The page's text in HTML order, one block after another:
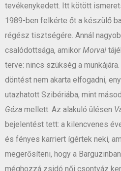
tevékenykedett. Itt kötött
1989-ben felkérte őt a készülő
régész tisztségére. Annál
csalódottsága, amikor Morvai
terve: nincs szükség a munkájára.
döntést nem akarta elfogadni,
utazhatott Szibériába, mint
Géza mellett. Az alakuló ülésen
bejelentést tett: a kilencvenes
és fényes karriert ígértek neki,
megerősíteni, hogy a
méghozzá zsidó női csontváz